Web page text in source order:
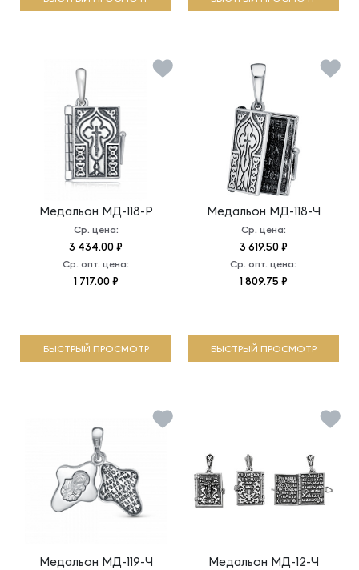
Медальон МД-118-Р
Ср. цена:
3 434.00 ₽
Ср. опт. цена:
1 717.00 ₽
БЫСТРЫЙ ПРОСМОТР
Медальон МД-118-Ч
Ср. цена:
3 619.50 ₽
Ср. опт. цена:
1 809.75 ₽
БЫСТРЫЙ ПРОСМОТР
Медальон МД-119-Ч Медальон МД-12-Ч